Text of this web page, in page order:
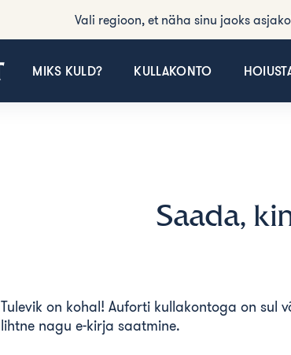
Vali regioon, et näha sinu jaoks
MIKS KULD? KULLAKONTO
Saada,
Tulevik on kohal! Auforti kullakontoga on sul
lihtne nagu e-kirja saatmine.